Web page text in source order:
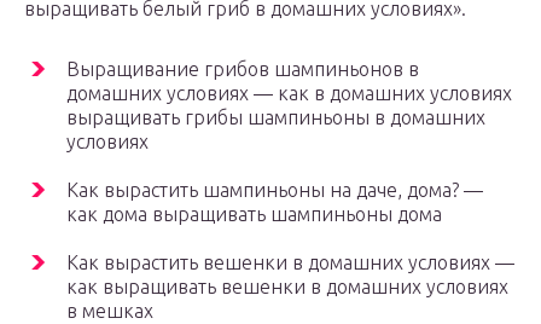
выращивать белый гриб в домашних условиях».
Выращивание грибов шампиньонов в
домашних условиях — как в домашних условиях
выращивать грибы шампиньоны в домашних
условиях
Как вырастить шампиньоны на даче, дома? —
как дома выращивать шампиньоны дома
Как вырастить вешенки в домашних условиях —
как выращивать вешенки в домашних условиях
в мешках